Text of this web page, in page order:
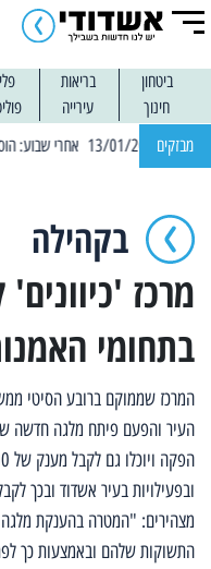
ביטחון בריאות
חינוך
עירייה
מבזקים
בקהילה
מרכז
בתחומי
המרכז שממוקם ברובע הסיטי
העיר והפעם פיתח מלגה חדשה
ובפעילויות בעיר אשדוד ובכך
מצהירים: "המטרה בהענקת
התשוקות שלהם ובאמצעות כך